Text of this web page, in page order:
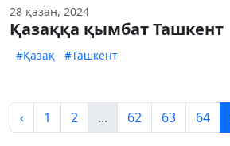
28 қазан, 2024
Қазаққа қымбат Ташкент
#Қазақ #Ташкент
‹ 1 2 ... 62 63 64